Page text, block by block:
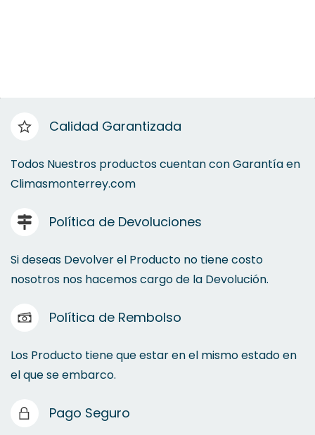
Calidad Garantizada
Todos Nuestros productos cuentan con Garantía en
Climasmonterrey.com
Política de Devoluciones
Si deseas Devolver el Producto no tiene costo
nosotros nos hacemos cargo de la Devolución.
Política de Rembolso
Los Producto tiene que estar en el mismo estado en
el que se embarco.
Pago Seguro